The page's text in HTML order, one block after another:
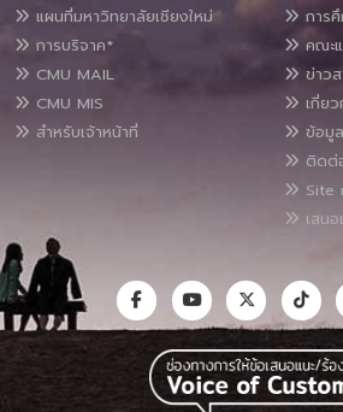
แผนที่มหาวิทยาลัยเชียงใหม่
การบริจาค*
CMU MAIL
CMU MIS
สำหรับเจ้าหน้าที่
การ
คณะ
ข่าว
เกี่ย
ข้อมู
ติดต่
Site
เสน